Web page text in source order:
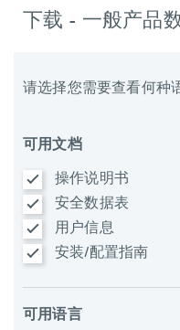
下载 - 一般产品
请选择您需要查看何种
可用文档
操作说明书
安全数据表
用户信息
安装/配置指南
可用语言